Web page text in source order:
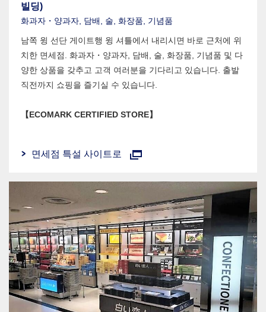
빌딩)
화과자・양과자, 담배, 술, 화장품, 기념품
남쪽 윙 선단 게이트행 윙 셔틀에서 내리시면 바로 근처에 위
치한 면세점. 화과자・양과자, 담배, 술, 화장품, 기념품 및 다
양한 상품을 갖추고 고객 여러분을 기다리고 있습니다. 출발
직전까지 쇼핑을 즐기실 수 있습니다.
【ECOMARK CERTIFIED STORE】
면세점 특설 사이트로